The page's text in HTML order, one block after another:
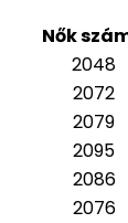
Nők
2048
2072
2079
2095
2086
2076